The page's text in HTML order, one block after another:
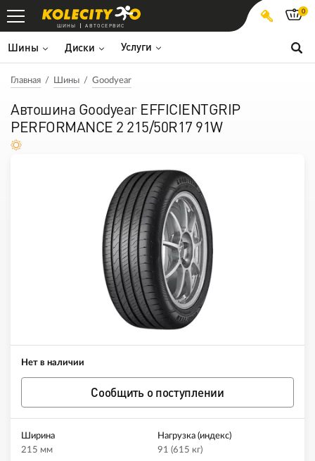
ШИНЫ АВТОСЕРВИС
Шины Диски Услуги
0
Главная Шины Goodyear
Автошина Goodyear EFFICIENTGRIP
PERFORMANCE 2 215/50R17 91W
Нет в наличии
Сообщить о поступлении
Ширина
215 мм
Нагрузка (индекс)
91 (615 кг)